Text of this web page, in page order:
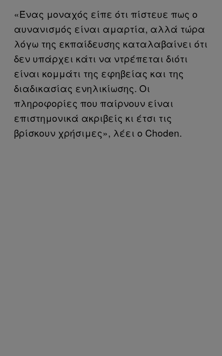
«Ένας μοναχός είπε ότι πίστευε πως ο
αυνανισμός είναι αμαρτία, αλλά τώρα
λόγω της εκπαίδευσης καταλαβαίνει ότι
δεν υπάρχει κάτι να ντρέπεται διότι
είναι κομμάτι της εφηβείας και της
διαδικασίας ενηλικίωσης. Οι
πληροφορίες που παίρνουν είναι
επιστημονικά ακριβείς κι έτσι τις
βρίσκουν χρήσιμες», λέει ο Choden.